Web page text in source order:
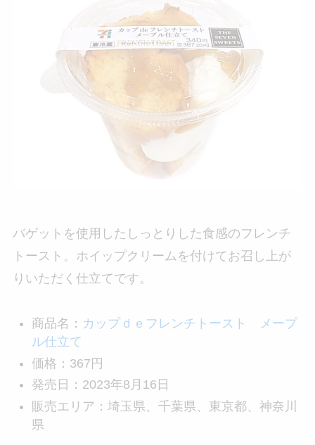
バゲットを使用したしっとりした食感のフレンチ
トースト。ホイップクリームを付けてお召し上が
りいただく仕立てです。
商品名： カップｄｅフレンチトースト メープ
ル仕立て
価格：367円
発売日：2023年8月16日
販売エリア：埼玉県、千葉県、東京都、神奈川
県